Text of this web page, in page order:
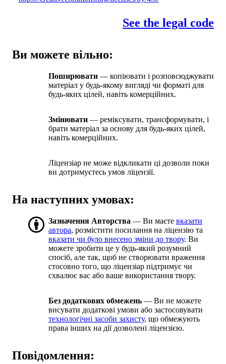
See the legal code
Ви можете вільно:
Поширювати — копіювати і розповсюджувати
матеріал у будь-якому вигляді чи форматі для
будь-яких цілей, навіть комерційних.
Змінювати — реміксувати, трансформувати, і
брати матеріал за основу для будь-яких цілей,
навіть комерційних.
Ліцензіар не може відкликати ці дозволи поки
ви дотримуєтесь умов ліцензії.
На наступних умовах:
Зазначення Авторства — Ви маєте вказати
автора, розмістити посилання на ліцензію та
вказати чи було внесено зміни до твору. Ви
можете зробити це у будь-який розумний
спосіб, але так, щоб не створювати враження
стосовно того, що ліцензіар підтримує чи
схвалює вас або ваше використання твору.
Без додаткових обмежень — Ви не можете
висувати додаткові умови або застосовувати
технологічні засоби захисту, що обмежують
права інших на дії дозволені ліцензією.
Повідомлення: